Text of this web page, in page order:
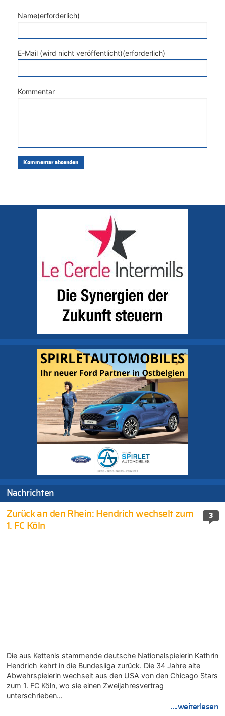
Name(erforderlich)
E-Mail (wird nicht veröffentlicht)(erforderlich)
Kommentar
Nachrichten
3
Zurück an den Rhein: Hendrich wechselt zum
1. FC Köln
Die aus Kettenis stammende deutsche Nationalspielerin Kathrin
Hendrich kehrt in die Bundesliga zurück. Die 34 Jahre alte
Abwehrspielerin wechselt aus den USA von den Chicago Stars
zum 1. FC Köln, wo sie einen Zweijahresvertrag
unterschrieben…
....weiterlesen